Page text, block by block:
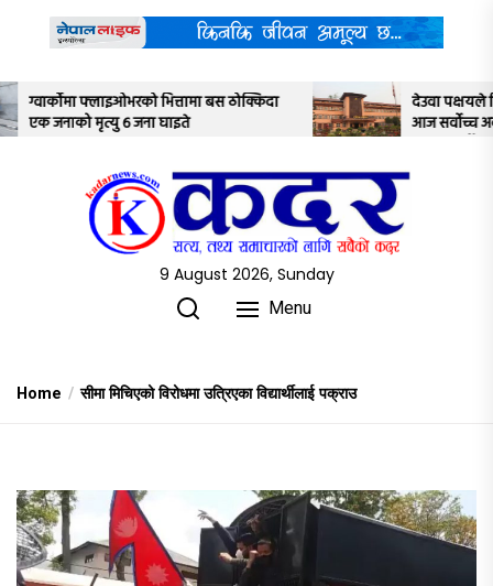
content
देउवा पक्षयले दिएकोे पुनरावलोकन निवेदनमाथि
आज सर्वोच्च अदालतका तीन न्यायाधीशले
9 August 2026, Sunday
Menu
Home सीमा मिचिएको विरोधमा उत्रिएका विद्यार्थीलाई पक्राउ